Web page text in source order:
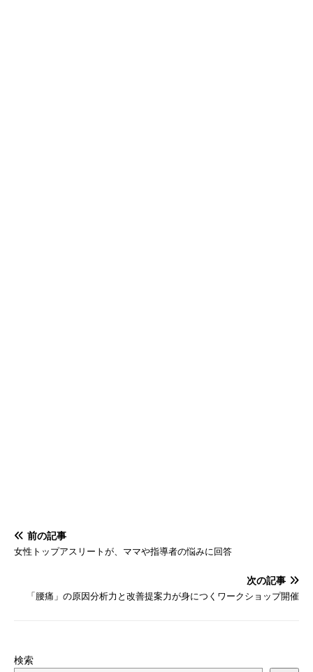
前の記事
女性トップアスリートが、ママや指導者の悩みに回答
次の記事
「腰痛」の原因分析力と改善提案力が身につくワークショップ開催
検索